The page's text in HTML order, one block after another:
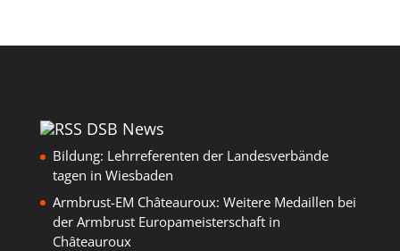
DSB News
Bildung: Lehrreferenten der Landesverbände
tagen in Wiesbaden
Armbrust-EM Châteauroux: Weitere Medaillen bei
der Armbrust Europameisterschaft in
Châteauroux